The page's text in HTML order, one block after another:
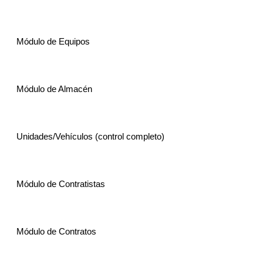
Módulo de Equipos
Módulo de Almacén
Unidades/Vehículos (control completo)
Módulo de Contratistas
Módulo de Contratos